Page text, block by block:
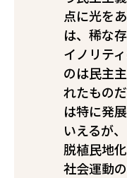
点に光を
は、稀な
イノリテ
のは民主
れたもの
は特に発
いえるが
脱植民地
社会運動